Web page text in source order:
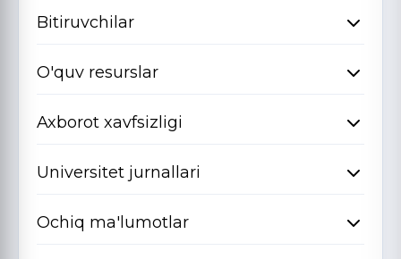
Bitiruvchilar
O'quv resurslar
Axborot xavfsizligi
Universitet jurnallari
Ochiq ma'lumotlar